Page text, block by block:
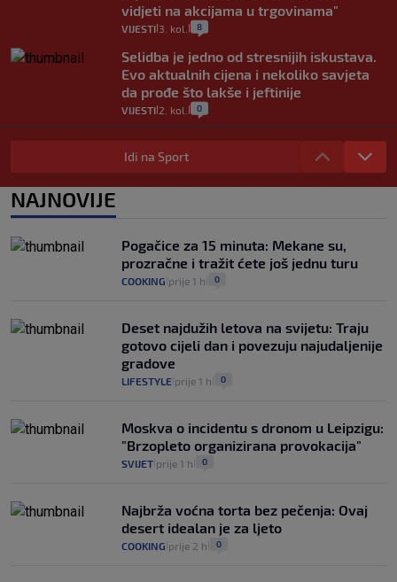
vidjeti na akcijama u trgovinama"
VIJESTI 3. kol. 8
Selidba je jedno od stresnijih iskustava.
Evo aktualnih cijena i nekoliko savjeta
da prođe što lakše i jeftinije
VIJESTI 2. kol. 0
Izračunali smo koliko košta putovanje
automobilom na Hvar iz Zagreba, a
VIJESTI 2. kol. 14
zdravstvenu iskaznicu". Kakva su prava
pacijenata izvan mjesta prebivališta?
VIJESTI 1. kol.
Idi na Sport
NAJNOVIJE
Pogačice za 15 minuta: Mekane su,
prozračne i tražit ćete još jednu turu
COOKING prije 1 h 0
Deset najdužih letova na svijetu: Traju
gotovo cijeli dan i povezuju najudaljenije
gradove
LIFESTYLE prije 1 h 0
Moskva o incidentu s dronom u Leipzigu:
"Brzopleto organizirana provokacija"
SVIJET prije 1 h 0
Najbrža voćna torta bez pečenja: Ovaj
desert idealan je za ljeto
COOKING prije 2 h 0